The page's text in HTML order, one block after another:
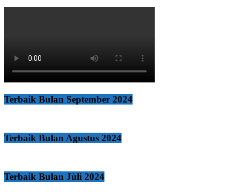
Terbaik Bulan September 2024
Terbaik Bulan Agustus 2024
Terbaik Bulan Jùli 2024